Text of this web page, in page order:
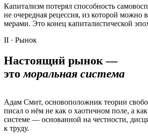
Капитализм потерял способность
не очередная рецессия, из которой
мерами. Это конец капиталистической
II · Рынок
Настоящий рынок —
этоморальная система
Адам Смит, основоположник теории
писал о нём не как о хаотичном поле, а
системе — основанной на честности,
к труду.